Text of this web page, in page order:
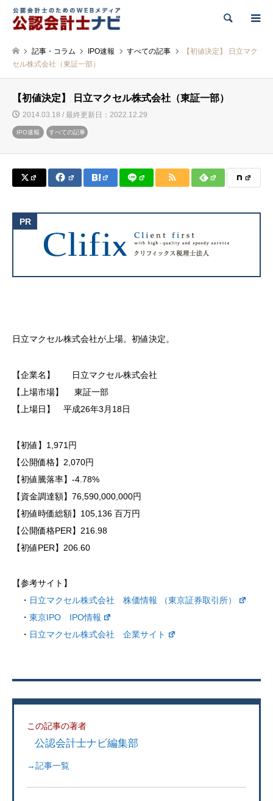
検索
記事・コラム IPO速報 すべての記事
【初値決定】 日立マク
セル株式会社（東証一部）
【初値決定】 日立マクセル株式会社（東証一部）
2014.03.18 / 最終更新日：2022.12.29
IPO速報 すべての記事
日立マクセル株式会社が上場。初値決定。
【企業名】 日立マクセル株式会社
【上場市場】 東証一部
【上場日】 平成26年3月18日
【初値】1,971円
【公開価格】2,070円
【初値騰落率】-4.78%
【資金調達額】76,590,000,000円
【初値時価総額】105,136 百万円
【公開価格PER】216.98
【初値PER】206.60
【参考サイト】
・ 日立マクセル株式会社 株価情報 （東京証券取引所）
・ 東京IPO IPO情報
・ 日立マクセル株式会社 企業サイト
この記事の著者
公認会計士ナビ編集部
→記事一覧